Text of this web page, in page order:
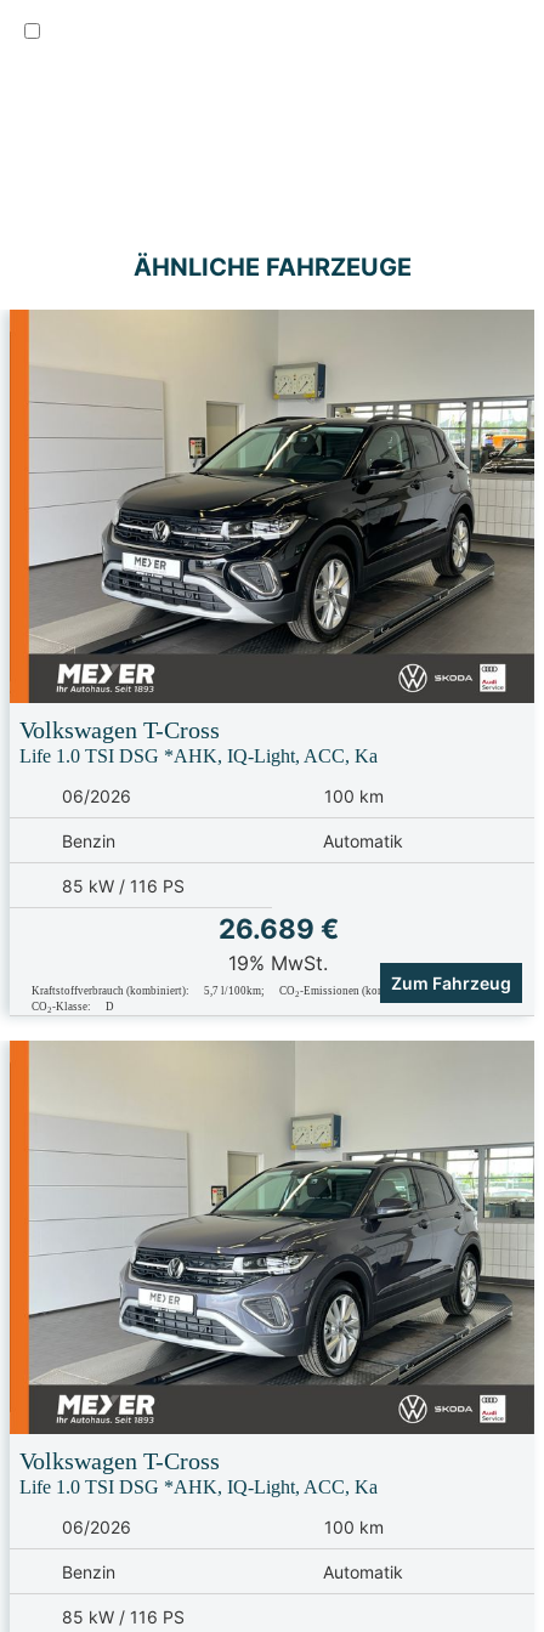
ÄHNLICHE FAHRZEUGE
Volkswagen T-Cross
Life 1.0 TSI DSG *AHK, IQ-Light, ACC, Ka
06/2026
100 km
Benzin Automatik
85 kW / 116 PS
26.689 €
19% MwSt.
Kraftstoffverbrauch (kombiniert): 5,7 l/100km; CO2-Emissionen (kombiniert): 131.0 g/km;
CO2-Klasse: D
Zum Fahrzeug
Volkswagen T-Cross
Life 1.0 TSI DSG *AHK, IQ-Light, ACC, Ka
06/2026
100 km
Benzin Automatik
85 kW / 116 PS